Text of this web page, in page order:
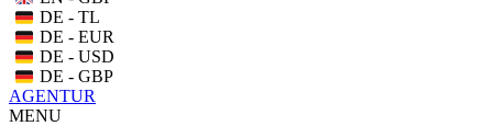
DE - TL
DE - EUR
DE - USD
DE - GBP
AGENTUR
MENU